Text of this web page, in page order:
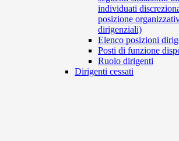
individuati
posizione
dirigenziali)
Elenco posizioni
Posti di funzione
Ruolo dirigenti
Dirigenti cessati